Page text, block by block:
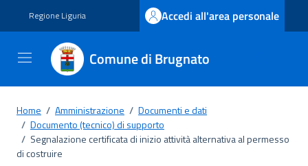
Regione Liguria Accedi all'area personale
Comune di Brugnato
Home / Amministrazione / Documenti e dati
/ Documento (tecnico) di supporto
/ Segnalazione certificata di inizio attività alternativa al permesso
di costruire